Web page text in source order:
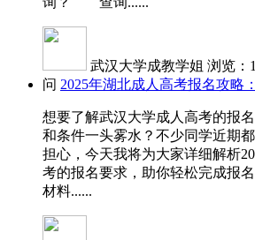
武汉大学成教学姐 浏览：1
问 2025年湖北成人高考报名攻略
想要了解武汉大学成人高考的报
和条件一头雾水？不少同学近期
担心，今天我将为大家详细解析
考的报名要求，助你轻松完成报
材料......